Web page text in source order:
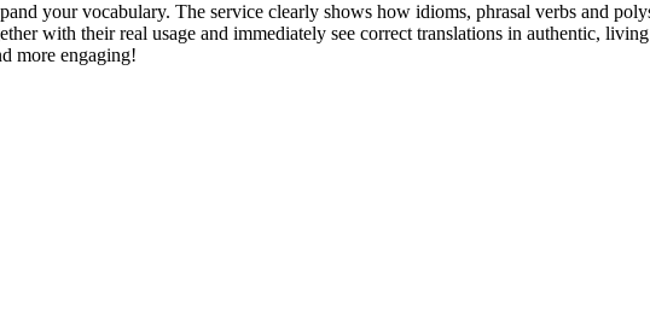
your vocabulary. The service clearly shows how idioms, phrasal verbs and
with their real usage and immediately see correct translations in authentic,
more engaging!